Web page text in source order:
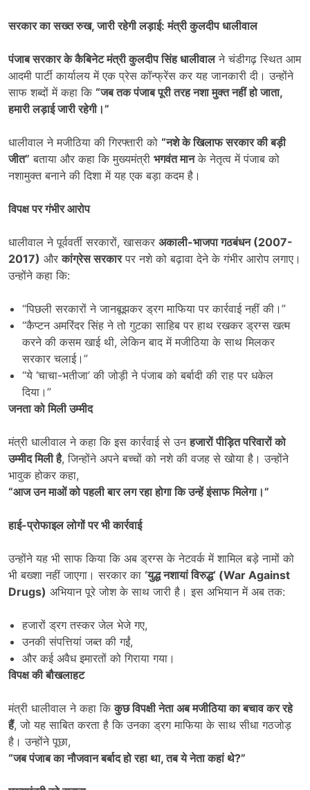
सरकार का सख्त रुख,जारी रहेगी लड़ाई: मंत्री कुलदीप धालीवाल
पंजाब सरकार के कैबिनेट मंत्री कुलदीप सिंह धालीवालने चंडीगढ़ स्थित आम
आदमी पार्टी कार्यालय में एक प्रेस कॉन्फ्रेंस कर यह जानकारी दी। उन्होंने
साफ शब्दों में कहा कि “जब तक पंजाब पूरी तरह नशा मुक्त नहीं हो जाता,
हमारी लड़ाई जारी रहेगी।”
धालीवाल ने मजीठिया की गिरफ्तारी को “नशे के खिलाफ सरकार की बड़ी
जीत” बताया और कहा कि मुख्यमंत्री भगवंत मानके नेतृत्व में पंजाब को
नशामुक्त बनाने की दिशा में यह एक बड़ा कदम है।
विपक्ष पर गंभीर आरोप
धालीवाल ने पूर्ववर्ती सरकारों, खासकर अकाली-भाजपा गठबंधन (2007-
2017) औरकांग्रेस सरकारपर नशे को बढ़ावा देने के गंभीर आरोप लगाए।
उन्होंने कहा कि:
“पिछली सरकारों ने जानबूझकर ड्रग माफिया पर कार्रवाई नहीं की।”
“कैप्टन अमरिंदर सिंह ने तो गुटका साहिब पर हाथ रखकर ड्रग्स खत्म
करने की कसम खाई थी, लेकिन बाद में मजीठिया के साथ मिलकर
सरकार चलाई।”
“ये ‘चाचा-भतीजा’ की जोड़ी ने पंजाब को बर्बादी की राह पर धकेल
दिया।”
जनता को मिली उम्मीद
मंत्री धालीवाल ने कहा कि इस कार्रवाई से उनहजारों पीड़ित परिवारों को
उम्मीद मिली है, जिन्होंने अपने बच्चों को नशे की वजह से खोया है। उन्होंने
भावुक होकर कहा,
“आज उन माओं को पहली बार लग रहा होगा कि उन्हें इंसाफ मिलेगा।”
हाई-प्रोफाइल लोगों पर भी कार्रवाई
उन्होंने यह भी साफ किया कि अब ड्रग्स के नेटवर्क में शामिल बड़े नामों को
भी बख्शा नहीं जाएगा। सरकार का ‘युद्ध नशायां विरुद्ध‘ (War Against
Drugs) अभियान पूरे जोश के साथ जारी है। इस अभियान में अब तक:
हजारों ड्रग तस्कर जेल भेजे गए,
उनकी संपत्तियां जब्त की गईं,
और कई अवैध इमारतों को गिराया गया।
विपक्ष की बौखलाहट
मंत्री धालीवाल ने कहा किकुछ विपक्षी नेता अब मजीठिया का बचाव कर रहे
हैं, जो यह साबित करता है कि उनका ड्रग माफिया के साथ सीधा गठजोड़
है। उन्होंने पूछा,
“जब पंजाब का नौजवान बर्बाद हो रहा था,तब ये नेता कहां थे?”